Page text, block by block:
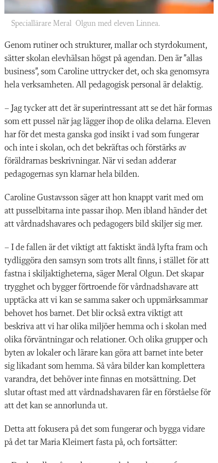
Speciallärare Meral Olgun med eleven Linnea.
Genom rutiner och strukturer, mallar och styrdokument,
sätter skolan elevhälsan högst på agendan. Den är ”allas
business”, som Caroline uttrycker det, och ska genomsyra
hela verksam­heten. All pedagogisk personal är delaktig.
– Jag tycker att det är superintressant att se det här formas
som ett pussel när jag lägger ihop de olika delarna. Eleven
har för det mesta ganska god insikt i vad som fungerar
och inte i skolan, och det bekräftas och förstärks av
föräldrarnas beskrivningar. När vi sedan adderar
pedagogernas syn klarnar hela bilden.
Caroline Gustavsson säger att hon knappt varit med om
att pusselbitarna inte passar ihop. Men ibland händer det
att vårdnadshavares och pedagogers bild skiljer sig mer.
– I de fallen är det viktigt att faktiskt ändå lyfta fram och
tydliggöra den samsyn som trots allt finns, i stället för att
fastna i skiljaktigheterna, ­säger Meral Olgun. Det skapar
trygghet och ­bygger förtroende för vårdnadshavare att
upptäcka att vi kan se samma saker och uppmärksammar
behovet hos barnet. Det blir också extra viktigt att
beskriva att vi har olika miljöer hemma och i skolan med
olika förväntningar och relationer. Och olika ­grupper och
byten av lokaler och lärare kan göra att barnet inte beter
sig likadant som hemma. Så våra bilder kan komplettera
varandra, det behöver inte finnas en motsättning. Det
slutar oftast med att vårdnadshavaren får en förståelse för
att det kan se annorlunda ut.
Detta att fokusera på det som fungerar och bygga vidare
på det tar Maria Kleimert fasta på, och fortsätter: